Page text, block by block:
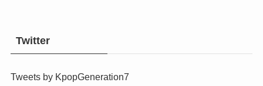
Twitter
Tweets by KpopGeneration7